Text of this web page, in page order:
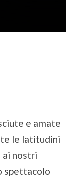
e amate
le latitudini
ai nostri
spettacolo